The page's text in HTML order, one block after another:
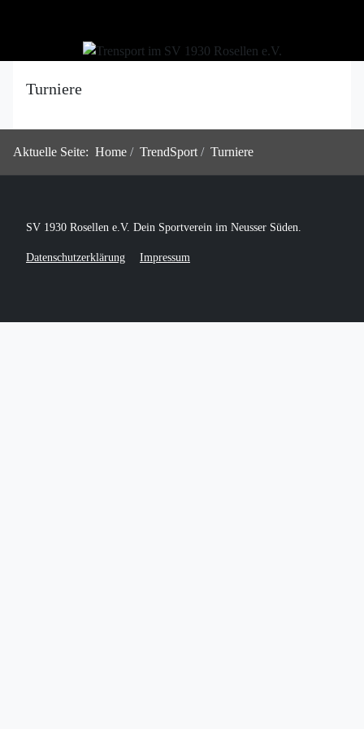
Turniere
Aktuelle Seite: Home TrendSport Turniere
SV 1930 Rosellen e.V. Dein Sportverein im Neusser Süden.
Datenschutzerklärung Impressum